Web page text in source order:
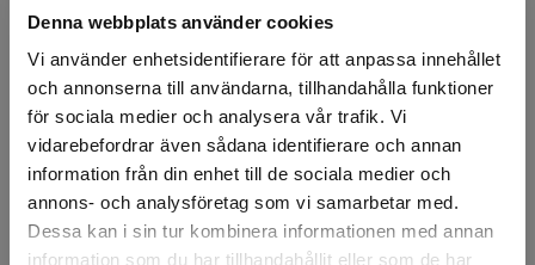
Denna webbplats använder cookies
Vi använder enhetsidentifierare för att anpassa innehållet
och annonserna till användarna, tillhandahålla funktioner
för sociala medier och analysera vår trafik. Vi
vidarebefordrar även sådana identifierare och annan
information från din enhet till de sociala medier och
annons- och analysföretag som vi samarbetar med.
Dessa kan i sin tur kombinera informationen med annan
information som du har tillhandahållit eller som de har
applicering på interiöra glasytor. Den kombinerar design
och funktion genom att kontrollera ljus och insyn
samtidigt som den ger glaset utseendet av etsad eller
texturerad yta. Filmen är slitstark, enkel att installera och
finns i ett brett utbud av mönster.
3M™ Fasara™ blockerar dessutom upp till 99 % av UV-
strålning för att minska blekning av interiörer. Typiska
användningsområden är konferensrum, kontorsavskiljare,
entréer, glaspartier och andra interiöra glasytor där man